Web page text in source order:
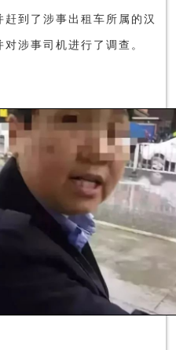
到了涉事出租车所属的汉
涉事司机进行了调查。